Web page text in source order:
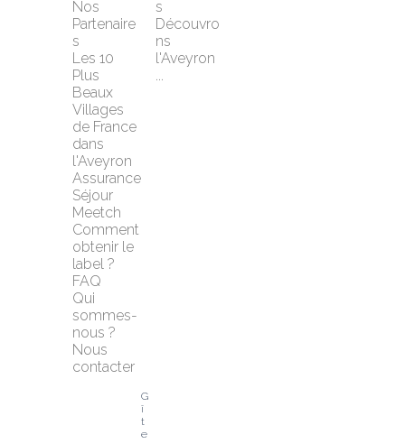
Nos
Partenaire
s
Les 10
Plus
Beaux
Villages
de France
dans
l'Aveyron
Assurance
Séjour
Meetch
Comment
obtenir le
label ?
FAQ
Qui
sommes-
nous ?
Nous
contacter
s
Découvro
ns
l'Aveyron
...
G
î
t
e